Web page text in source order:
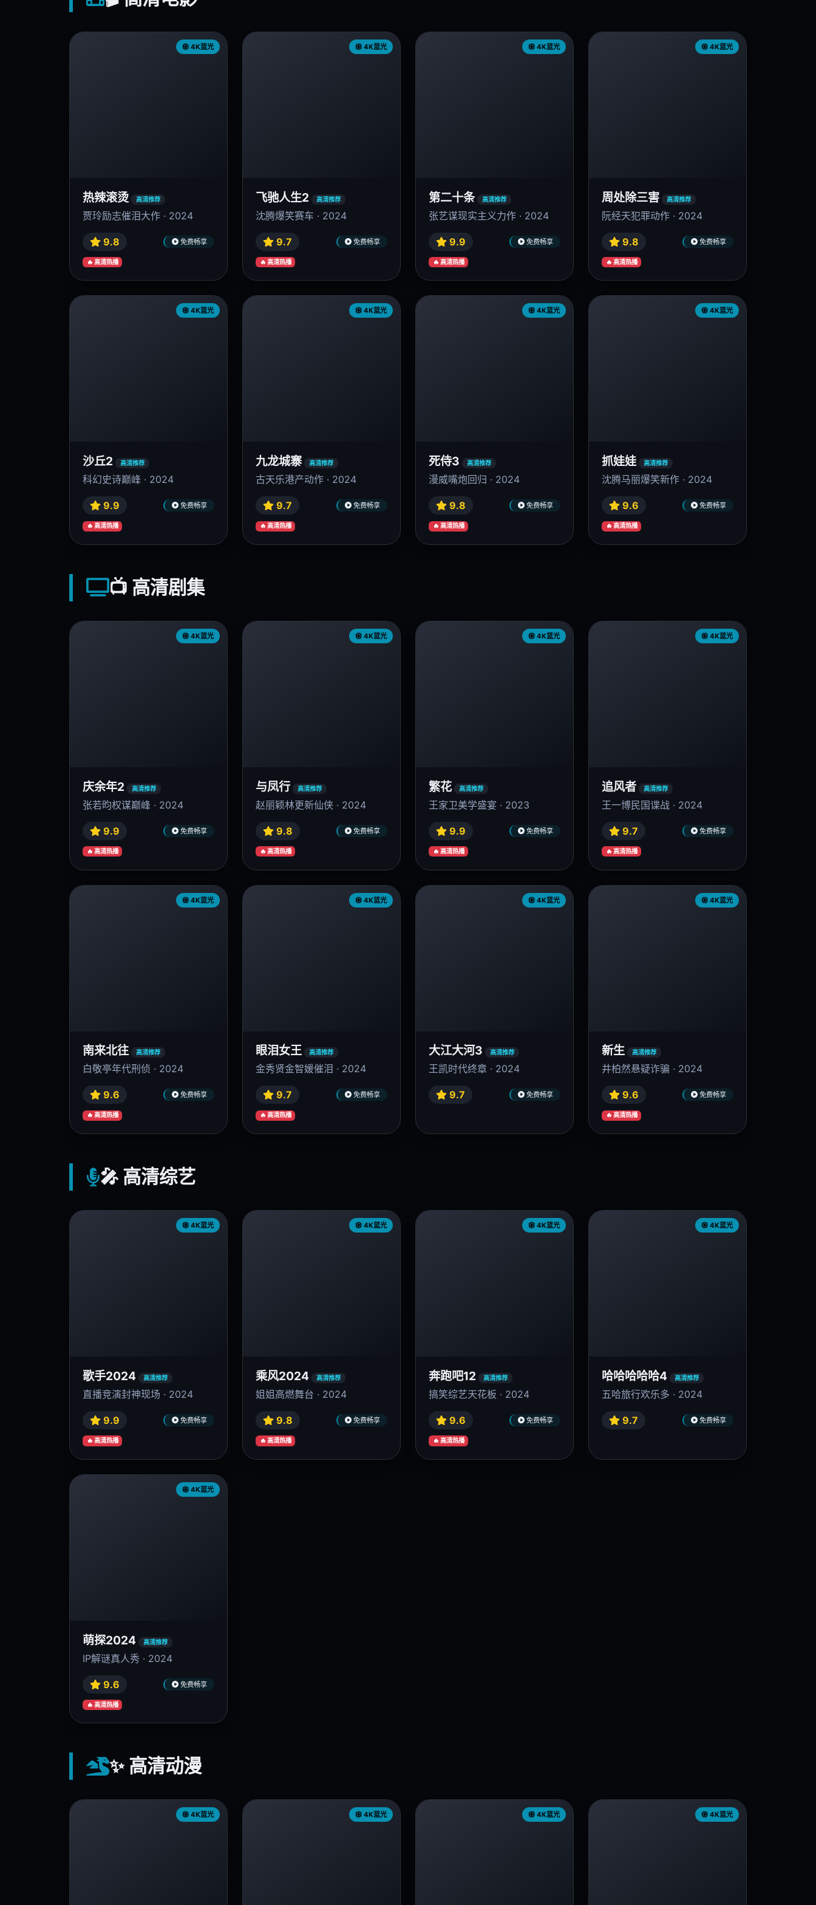
4K蓝光
热辣滚烫 高清推荐
贾玲励志催泪大作 · 2024
9.8 免费畅享
🔥 高清热播
4K蓝光
飞驰人生2 高清推荐
沈腾爆笑赛车 · 2024
9.7 免费畅享
🔥 高清热播
4K蓝光
第二十条 高清推荐
张艺谋现实主义力作 · 2024
9.9 免费畅享
🔥 高清热播
4K蓝光
周处除三害 高清推荐
阮经天犯罪动作 · 2024
9.8 免费畅享
🔥 高清热播
4K蓝光
沙丘2 高清推荐
科幻史诗巅峰 · 2024
9.9 免费畅享
🔥 高清热播
4K蓝光
九龙城寨 高清推荐
古天乐港产动作 · 2024
9.7 免费畅享
🔥 高清热播
4K蓝光
死侍3 高清推荐
漫威嘴炮回归 · 2024
9.8 免费畅享
🔥 高清热播
4K蓝光
抓娃娃 高清推荐
沈腾马丽爆笑新作 · 2024
9.6 免费畅享
🔥 高清热播
📺 高清剧集
4K蓝光
庆余年2 高清推荐
张若昀权谋巅峰 · 2024
9.9 免费畅享
🔥 高清热播
4K蓝光
与凤行 高清推荐
赵丽颖林更新仙侠 · 2024
9.8 免费畅享
🔥 高清热播
4K蓝光
繁花 高清推荐
王家卫美学盛宴 · 2023
9.9 免费畅享
🔥 高清热播
4K蓝光
追风者 高清推荐
王一博民国谍战 · 2024
9.7 免费畅享
🔥 高清热播
4K蓝光
南来北往 高清推荐
白敬亭年代刑侦 · 2024
9.6 免费畅享
🔥 高清热播
4K蓝光
眼泪女王 高清推荐
金秀贤金智媛催泪 · 2024
9.7 免费畅享
🔥 高清热播
4K蓝光
大江大河3 高清推荐
王凯时代终章 · 2024
9.7 免费畅享
4K蓝光
新生 高清推荐
井柏然悬疑诈骗 · 2024
9.6 免费畅享
🔥 高清热播
🎤 高清综艺
4K蓝光
歌手2024 高清推荐
直播竞演封神现场 · 2024
9.9 免费畅享
🔥 高清热播
4K蓝光
乘风2024 高清推荐
姐姐高燃舞台 · 2024
9.8 免费畅享
🔥 高清热播
4K蓝光
奔跑吧12 高清推荐
搞笑综艺天花板 · 2024
9.6 免费畅享
🔥 高清热播
4K蓝光
哈哈哈哈哈4 高清推荐
五哈旅行欢乐多 · 2024
9.7 免费畅享
4K蓝光
萌探2024 高清推荐
IP解谜真人秀 · 2024
9.6 免费畅享
🔥 高清热播
✨ 高清动漫
4K蓝光 4K蓝光 4K蓝光 4K蓝光